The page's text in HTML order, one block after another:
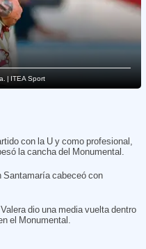
| ITEA Sport
con la U y como profesional,
la cancha del Monumental.
Santamaría cabeceó con
dio una media vuelta dentro
el Monumental.